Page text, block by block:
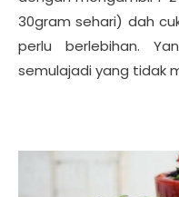
30gram sehari) dah
perlu berlebihan.
semulajadi yang tidak